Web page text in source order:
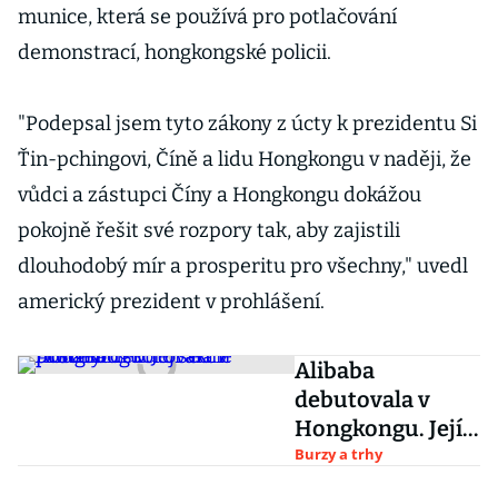
munice, která se používá pro potlačování
demonstrací, hongkongské policii.
"Podepsal jsem tyto zákony z úcty k prezidentu Si
Ťin-pchingovi, Číně a lidu Hongkongu v naději, že
vůdci a zástupci Číny a Hongkongu dokážou
pokojně řešit své rozpory tak, aby zajistili
dlouhodobý mír a prosperitu pro všechny," uvedl
americký prezident v prohlášení.
Alibaba
debutovala v
Hongkongu. Její
akcie posílily o
Burzy a trhy